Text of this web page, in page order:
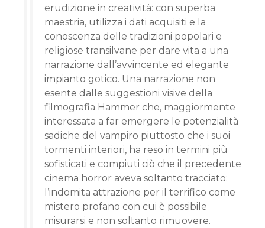
erudizione in creatività: con superba
maestria, utilizza i dati acquisiti e la
conoscenza delle tradizioni popolari e
religiose transilvane per dare vita a una
narrazione dall’avvincente ed elegante
impianto gotico. Una narrazione non
esente dalle suggestioni visive della
filmografia Hammer che, maggiormente
interessata a far emergere le potenzialità
sadiche del vampiro piuttosto che i suoi
tormenti interiori, ha reso in termini più
sofisticati e compiuti ciò che il precedente
cinema horror aveva soltanto tracciato:
l’indomita attrazione per il terrifico come
mistero profano con cui è possibile
misurarsi e non soltanto rimuovere.